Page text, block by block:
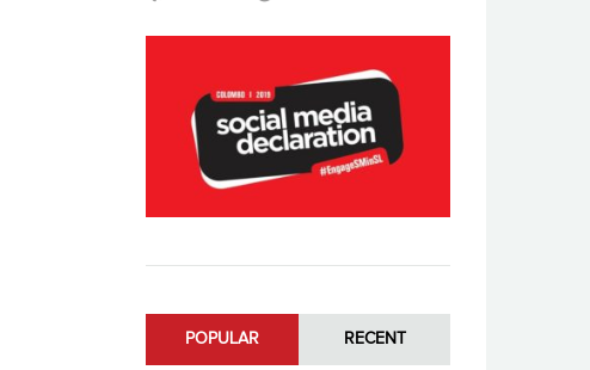
POPULAR RECENT